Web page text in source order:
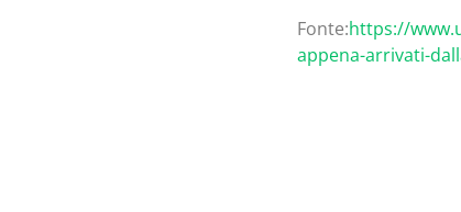
Fonte:https://
appena-arrivati-